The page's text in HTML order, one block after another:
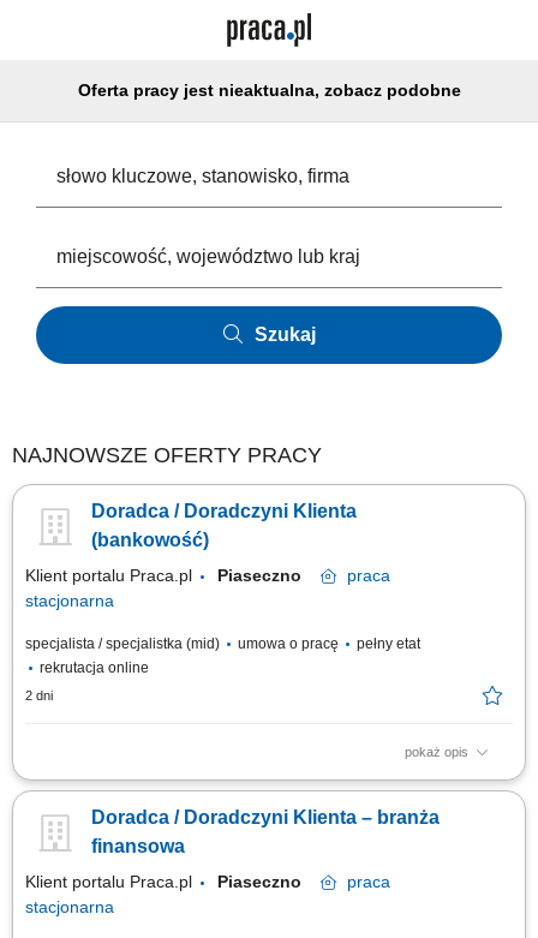
Oferta pracy jest nieaktualna, zobacz podobne
Szukaj
NAJNOWSZE OFERTY PRACY
Doradca / Doradczyni Klienta
(bankowość)
Klient portalu Praca.pl Piaseczno
praca
stacjonarna
specjalista / specjalistka (mid) umowa o pracę
pełny etat
rekrutacja online
2 dni
pokaż opis
obsługa klientów; utrzymywanie dobrych relacji z klientami; realizacja
firm;
Doradca / Doradczyni Klienta – branża
finansowa
Klient portalu Praca.pl Piaseczno
praca
stacjonarna